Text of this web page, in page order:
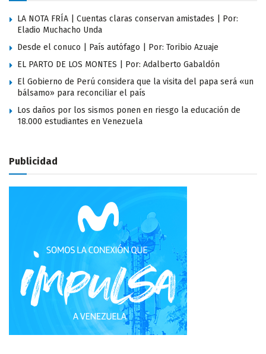
LA NOTA FRÍA | Cuentas claras conservan amistades | Por:
Eladio Muchacho Unda
Desde el conuco | País autófago | Por: Toribio Azuaje
EL PARTO DE LOS MONTES | Por: Adalberto Gabaldón
El Gobierno de Perú considera que la visita del papa será «un
bálsamo» para reconciliar el país
Los daños por los sismos ponen en riesgo la educación de
18.000 estudiantes en Venezuela
Publicidad